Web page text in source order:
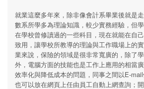
就業這麼多年來，除非像會計系畢業後就是
數系所學多為理論知識，較少實務經驗，但
在學校曾修讀過的一些科目，現在就能在自
致用，讓學校所教導的理論與工作職場上的
業來說，保險的領域是很非常寬廣的，除了
外，電腦方面的技能也是工作上應用的相當
效率化與降低成本的問題，同事之間以E-
也可以放在網頁上任由員工自動上網查詢；